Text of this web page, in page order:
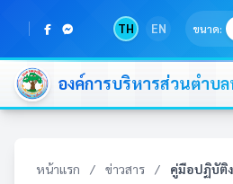
TH EN ขนาด:
องค์การบริหารส่วนตำบ
หน้าแรก / ข่าวสาร / คู่มือปฏิบัติ